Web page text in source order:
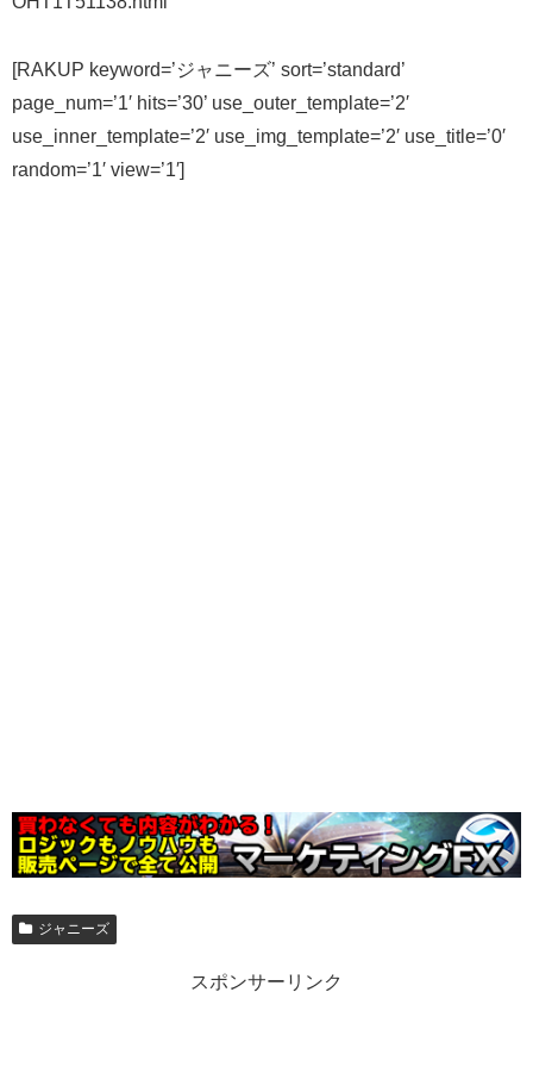
[RAKUP keyword=’ジャニーズ’ sort=’standard’
page_num=’1′ hits=’30’ use_outer_template=’2′
use_inner_template=’2′ use_img_template=’2′ use_title=’0′
random=’1′ view=’1′]
ジャニーズ
スポンサーリンク